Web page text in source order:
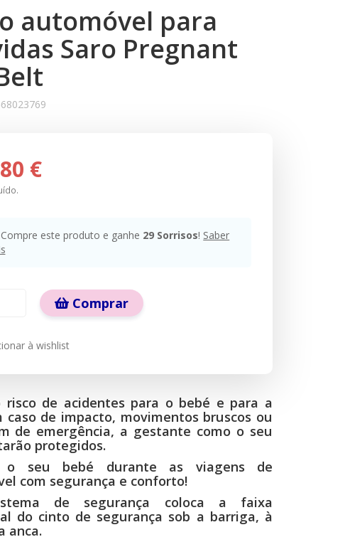
automóvel para
Saro Pregnant
€
Compre este produto e ganhe 29 Sorrisos! Saber
Comprar
à wishlist
risco de acidentes para o bebé e para a
caso de impacto, movimentos bruscos ou
de emergência, a gestante como o seu
protegidos.
o seu bebé durante as viagens de
com segurança e conforto!
de segurança coloca a faixa
do cinto de segurança sob a barriga, à
anca.